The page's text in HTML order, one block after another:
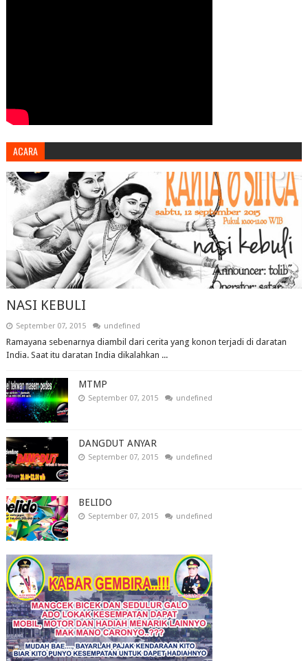
ACARA
NASI KEBULI
September 07, 2015 undefined
Ramayana sebenarnya diambil dari cerita yang konon terjadi di daratan
India. Saat itu daratan India dikalahkan ...
MTMP
September 07, 2015 undefined
DANGDUT ANYAR
September 07, 2015 undefined
BELIDO
September 07, 2015 undefined